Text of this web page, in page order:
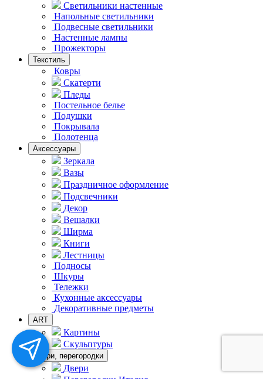
Светильники настенные
Напольные светильники
Подвесные светильники
Hастенные лампы
Прожекторы
Текстиль
Ковры
Скатерти
Пледы
Постельное белье
Подушки
Покрывала
Полотенца
Аксессуары
Зеркала
Вазы
Праздничное оформление
Подсвечники
Декор
Вешалки
Ширма
Книги
Лестницы
Подносы
Шкуры
Тележки
Кухонные аксессуары
Декоративные предметы
ART
Картины
Скульптуры
Двери, перегородки
Двери